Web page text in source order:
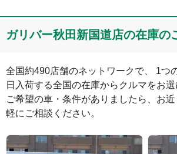
コメント
ガリバー秋田新国道店の在庫の
全国約490店舗のネットワークで、 1つ
日入荷する全国の在庫からクルマをお選
ご希望の車・条件がありましたら、お
軽にご相談ください。